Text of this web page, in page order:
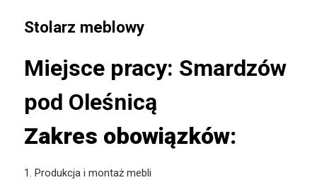
Stolarz meblowy
Miejsce pracy: Smardzów
pod Oleśnicą
Zakres obowiązków:
1. Produkcja i montaż mebli